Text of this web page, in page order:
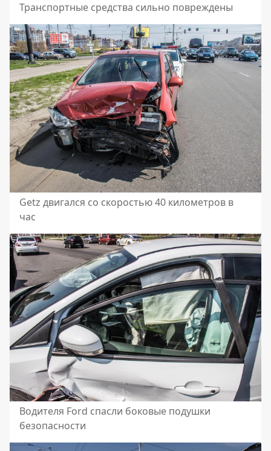
Транспортные средства сильно повреждены
Getz двигался со скоростью 40 километров в
час
Водителя Ford спасли боковые подушки
безопасности